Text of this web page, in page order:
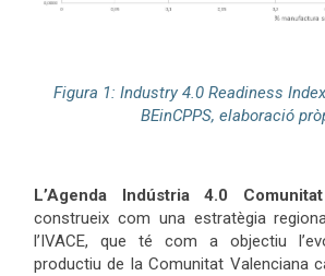
Figura 1: Industry 4.0 Readiness
BEinCPPS, elaboració
L’Agenda Indústria 4.0
construeix com una estratègia
l’IVACE, que té com a objectiu
productiu de la Comunitat Valenciana